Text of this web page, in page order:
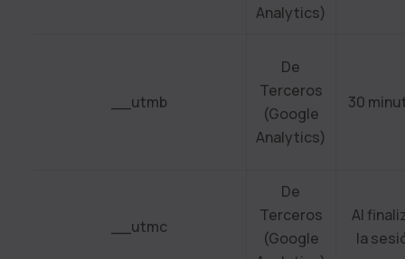
Analytics)
__utmb
De
Terceros
(Google
Analytics)
30
__utmc
De
Terceros
(Google
Al
la